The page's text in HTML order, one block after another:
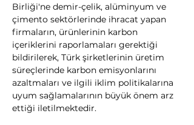
Birliği'ne demir-çelik, alüminyum ve
çimento sektörlerinde ihracat yapan
firmaların, ürünlerinin karbon
içeriklerini raporlamaları gerektiği
bildirilerek, Türk şirketlerinin üretim
süreçlerinde karbon emisyonlarını
azaltmaları ve ilgili iklim politikalarına
uyum sağlamalarının büyük önem arz
ettiği iletilmektedir.